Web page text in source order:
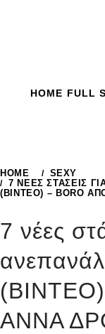
HOME FULL
HOME
SEXY
7 ΝΈΕΣ ΣΤΆΣΕΙΣ
(ΒΙΝΤΕΟ) – BORO
7 νέες
ΑΝΝΑ